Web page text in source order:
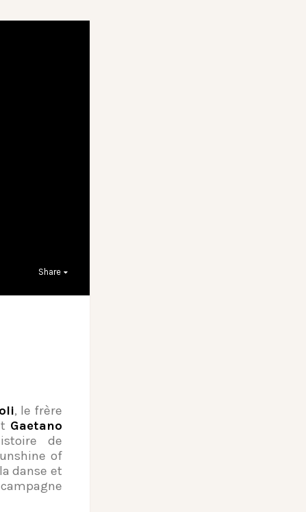
Share
, le frère
Gaetano
de
of
danse et